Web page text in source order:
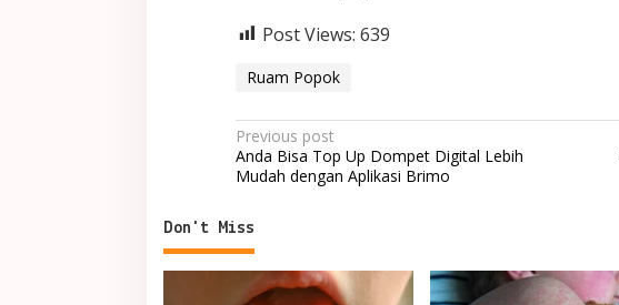
Post Views: 639
Ruam Popok
Post
navigation
Previous post
Anda Bisa Top Up Dompet Digital Lebih
Mudah dengan Aplikasi Brimo
Don't Miss